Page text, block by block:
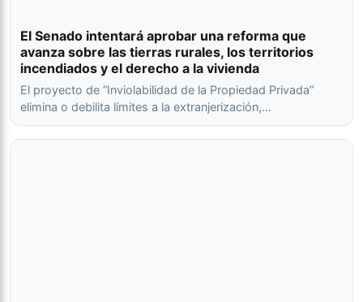
El Senado intentará aprobar una reforma que
avanza sobre las tierras rurales, los territorios
incendiados y el derecho a la vivienda
El proyecto de “Inviolabilidad de la Propiedad Privada”
elimina o debilita límites a la extranjerización,…